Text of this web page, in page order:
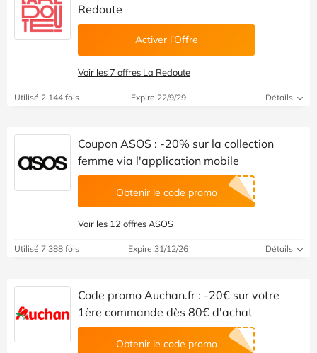
Redoute
Activer l’Offre
Voir les 7 offres La Redoute
Utilisé 2 144 fois Expire 22/9/29 Détails
Coupon ASOS : -20% sur la collection
femme via l'application mobile
Obtenir le code promo
Voir les 12 offres ASOS
Utilisé 7 388 fois Expire 31/12/26 Détails
Code promo Auchan.fr : -20€ sur votre
1ère commande dès 80€ d'achat
Obtenir le code promo